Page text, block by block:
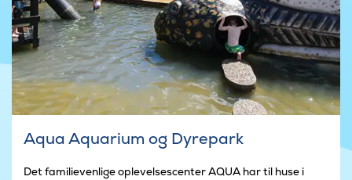
Aqua Aquarium og Dyrepark
Det familievenlige oplevelsescenter AQUA har til huse i